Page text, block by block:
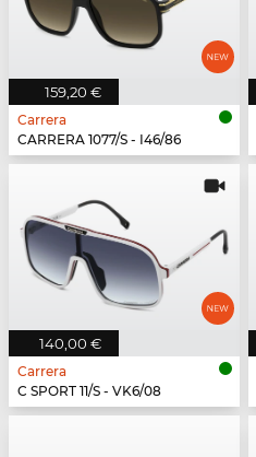
159,20 €
Carrera
CARRERA 1077/S - I46/86
140,00 €
Carrera
C SPORT 11/S - VK6/08